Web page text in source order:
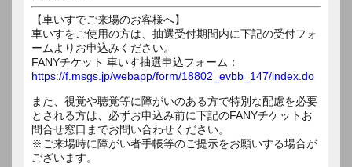
【車いすでご来場のお客様へ】
車いすをご使用の方は、抽選受付期間内に下記の受付フォ
ームよりお申込みください。
FANYチケット 車いす抽選申込フォーム：
https://f.msgs.jp/webapp/form/18802_evbb_147/index.do
また、視覚や聴覚等に障がいのある方で特別な配慮を必要
とされる方は、必ずお申込み前に下記のFANYチケットお
問合せ窓口までお問い合わせください。
※ご来場時に障がい者手帳等のご提示をお願いする場合が
ございます。